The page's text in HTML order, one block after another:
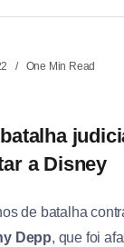
One Min Read
a Disney
de batalha
Depp, que foi